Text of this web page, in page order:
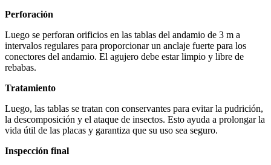
Perforación
Luego se perforan orificios en las tablas del andamio de 3 m a
intervalos regulares para proporcionar un anclaje fuerte para los
conectores del andamio. El agujero debe estar limpio y libre de
rebabas.
Tratamiento
Luego, las tablas se tratan con conservantes para evitar la pudrición,
la descomposición y el ataque de insectos. Esto ayuda a prolongar la
vida útil de las placas y garantiza que su uso sea seguro.
Inspección final